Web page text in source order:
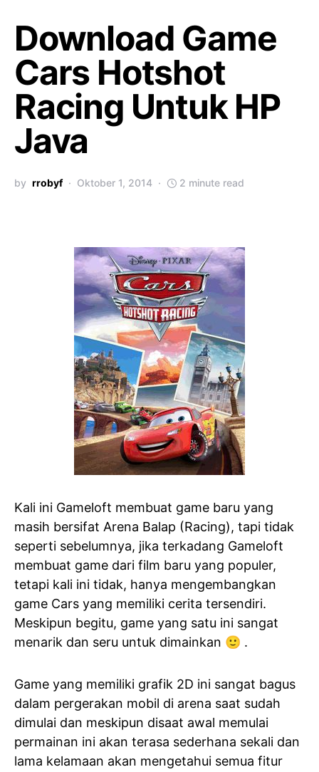
Download Game
Cars Hotshot
Racing Untuk HP
Java
by rrobyf Oktober 1, 2014 2 minute read
Kali ini Gameloft membuat game baru yang
masih bersifat Arena Balap (Racing), tapi tidak
seperti sebelumnya, jika terkadang Gameloft
membuat game dari film baru yang populer,
tetapi kali ini tidak, hanya mengembangkan
game Cars yang memiliki cerita tersendiri.
Meskipun begitu, game yang satu ini sangat
menarik dan seru untuk dimainkan 🙂 .
Game yang memiliki grafik 2D ini sangat bagus
dalam pergerakan mobil di arena saat sudah
dimulai dan meskipun disaat awal memulai
permainan ini akan terasa sederhana sekali dan
lama kelamaan akan mengetahui semua fitur